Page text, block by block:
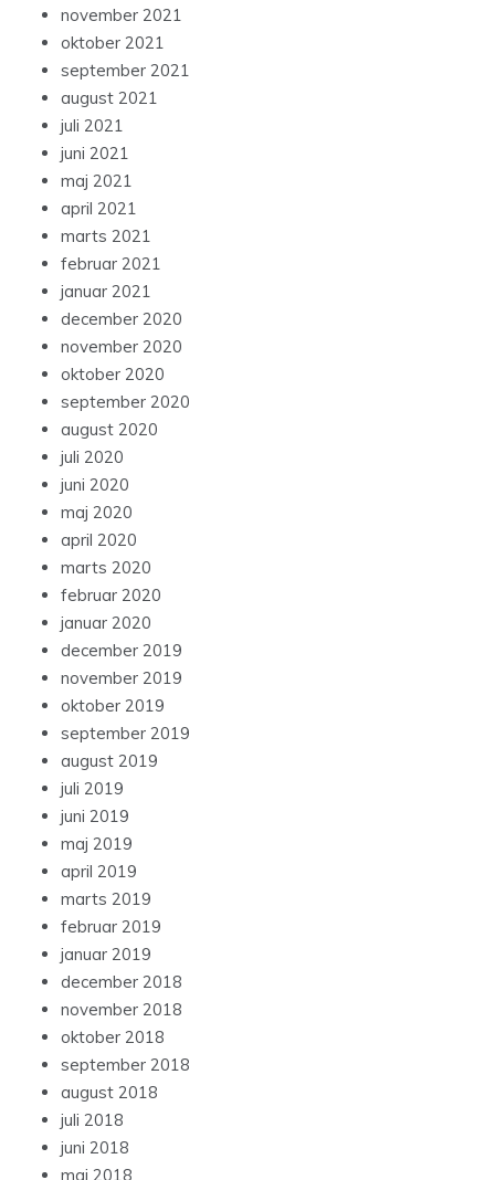
november 2021
oktober 2021
september 2021
august 2021
juli 2021
juni 2021
maj 2021
april 2021
marts 2021
februar 2021
januar 2021
december 2020
november 2020
oktober 2020
september 2020
august 2020
juli 2020
juni 2020
maj 2020
april 2020
marts 2020
februar 2020
januar 2020
december 2019
november 2019
oktober 2019
september 2019
august 2019
juli 2019
juni 2019
maj 2019
april 2019
marts 2019
februar 2019
januar 2019
december 2018
november 2018
oktober 2018
september 2018
august 2018
juli 2018
juni 2018
maj 2018